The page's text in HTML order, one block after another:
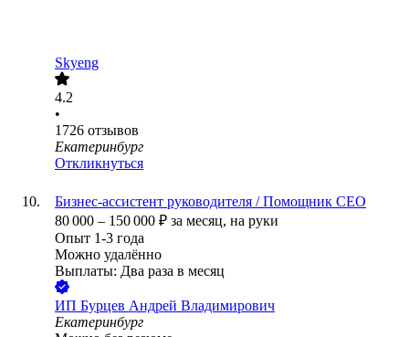
Skyeng
4.2
•
1726 отзывов
Екатеринбург
Откликнуться
Бизнес-ассистент руководителя / Помощник СЕО
80 000 – 150 000 ₽ за месяц, на руки
Опыт 1-3 года
Можно удалённо
Выплаты: Два раза в месяц
ИП Бурцев Андрей Владимирович
Екатеринбург